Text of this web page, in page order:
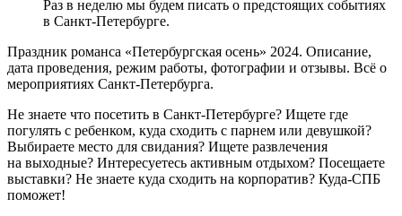
Раз в неделю мы будем писать о предстоящих событиях
в Санкт-Петербурге.
Праздник романса «Петербургская осень» 2024. Описание,
дата проведения, режим работы, фотографии и отзывы. Всё о
мероприятиях Санкт-Петербурга.
Не знаете что посетить в Санкт-Петербурге? Ищете где
погулять с ребенком, куда сходить с парнем или девушкой?
Выбираете место для свидания? Ищете развлечения
на выходные? Интересуетесь активным отдыхом? Посещаете
выставки? Не знаете куда сходить на корпоратив? Куда-СПБ
поможет!